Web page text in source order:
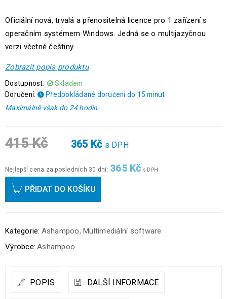
Oficiální nová, trvalá a přenositelná licence pro 1 zařízení s
operačním systémem Windows. Jedná se o multijazyčnou
verzi včetně češtiny.
Zobrazit popis produktu
Dostupnost:
Skladem
Doručení:
Předpokládané doručení do 15 minut
Maximálně však do 24 hodin.
415Kč 365 Kč s DPH
Nejlepší cena za posledních 30 dní: 365 Kč s DPH
PŘIDAT DO KOŠÍKU
Kategorie: Ashampoo, Multimediální software
Výrobce: Ashampoo
POPIS DALŠÍ INFORMACE